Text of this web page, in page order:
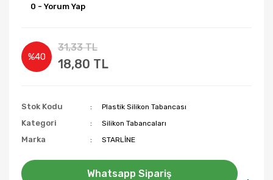
0 - Yorum Yap
%40
31,33 TL
18,80 TL
Stok Kodu Plastik Silikon Tabancası
Kategori Silikon Tabancaları
Marka STARLİNE
Whatsapp Sipariş